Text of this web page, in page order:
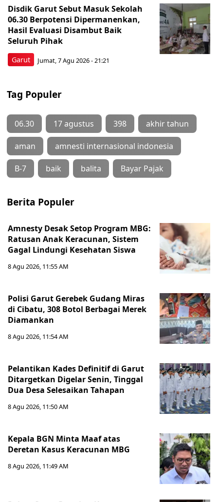
Garut
Disdik Garut Sebut Masuk Sekolah
06.30 Berpotensi Dipermanenkan,
Hasil Evaluasi Disambut Baik
Seluruh Pihak
Jumat, 7 Agu 2026 - 21:21
Tag Populer
06.30 17 agustus 398 akhir tahun
aman amnesti internasional indonesia
B-7 baik balita Bayar Pajak
Berita Populer
Amnesty Desak Setop Program MBG:
Ratusan Anak Keracunan, Sistem
Gagal Lindungi Kesehatan Siswa
8 Agu 2026, 11:55 AM
Polisi Garut Gerebek Gudang Miras
di Cibatu, 308 Botol Berbagai Merek
Diamankan
8 Agu 2026, 11:54 AM
Pelantikan Kades Definitif di Garut
Ditargetkan Digelar Senin, Tinggal
Dua Desa Selesaikan Tahapan
8 Agu 2026, 11:50 AM
Kepala BGN Minta Maaf atas
Deretan Kasus Keracunan MBG
8 Agu 2026, 11:49 AM